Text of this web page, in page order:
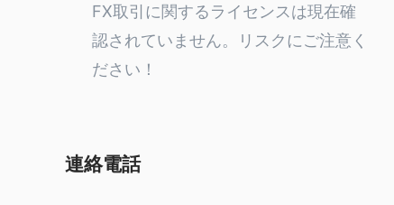
5
6
8
7
8
FX取引に関するライセンスは現在確
認されていません。リスクにご注意く
ださい！
連絡電話